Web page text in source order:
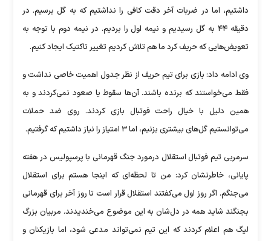
داشتیم، اما در ضربات آخر دقت کافی را نداشتیم که به گل برسیم. در
دقیقه ۴۴ به گل رسیدیم و نیمه اول را بردیم. در نیمه دوم با توجه به
تعویض‌هایی که حریف کرد ما هم تلاش کردیم تغییر تاکتیک ایجاد کنیم.
وی ادامه داد: بازی برای تیم حریف از نظر جدول اهمیت خاصی نداشت و
فقط می‌خواستند که برنده باشند. آن‌ها سقوط یا صعود نمی‌کردند و به
همین دلیل با خیال راحت فوتبال بازی کردند. روی ضد حملات
می‌توانستیم گل‌های بیشتری بزنیم، اما ۳ امتیاز را نیاز داشتیم که گرفتیم.
سرمربی تیم فوتبال استقلال درمورد جنگ قهرمانی با پرسپولیس در هفته
پایانی، خاطرنشان کرد: من تا لحظه‌ای که اینجا هستم برای استقلال
می‌جنگم. اگر روز اول می‌کفتند استقلال قرار است تا روز آخر برای قهرمانی
بجنگند شاید همه در دل‌شان به این موضوع می‌خندیدند. مربیان بزرگ
لیگ هم اعلام کردند که این تیم نمی‌تواند مدعی شود، اما بازیکنان و